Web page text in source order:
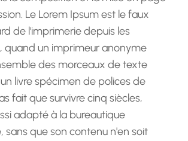
Le Lorem Ipsum est le faux
de l'imprimerie depuis les
quand un imprimeur anonyme
des morceaux de texte
livre spécimen de polices de
fait que survivre cinq siècles,
adapté à la bureautique
sans que son contenu n'en soit